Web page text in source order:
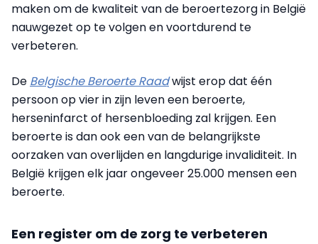
maken om de kwaliteit van de beroertezorg in België
nauwgezet op te volgen en voortdurend te
verbeteren.
De Belgische Beroerte Raadwijst erop dat één
persoon op vier in zijn leven een beroerte,
herseninfarct of hersenbloeding zal krijgen. Een
beroerte is dan ook een van de belangrijkste
oorzaken van overlijden en langdurige invaliditeit. In
België krijgen elk jaar ongeveer 25.000 mensen een
beroerte.
Een register om de zorg te verbeteren